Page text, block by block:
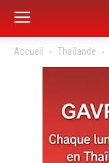
Accueil Thaïlande